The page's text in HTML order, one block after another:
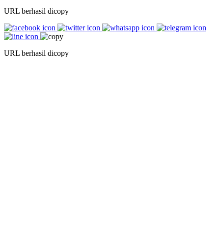
URL berhasil dicopy
URL berhasil dicopy